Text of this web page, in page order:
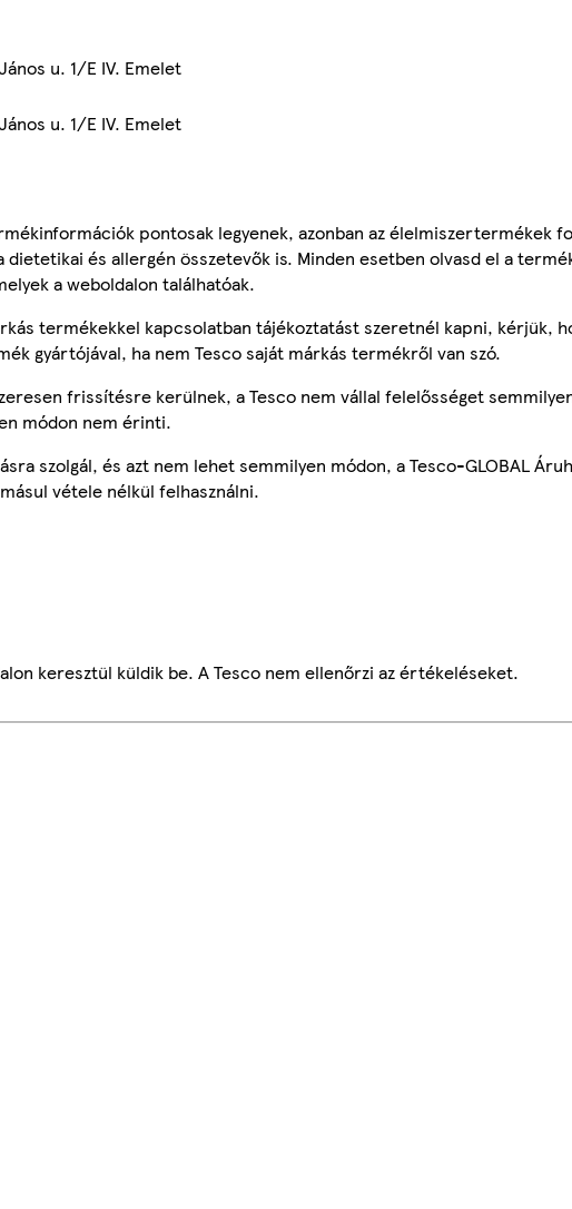
u. 1/E IV. Emelet
u. 1/E IV. Emelet
pontosak legyenek, azonban az élelmiszertermékek
dietetikai és allergén összetevők is. Minden esetben olvasd el a
a weboldalon találhatóak.
termékekkel kapcsolatban tájékoztatást szeretnél kapni, kérjük,
gyártójával, ha nem Tesco saját márkás termékről van szó.
frissítésre kerülnek, a Tesco nem vállal felelősséget
módon nem érinti.
szolgál, és azt nem lehet semmilyen módon, a Tesco-GLOBAL
vétele nélkül felhasználni.
keresztül küldik be. A Tesco nem ellenőrzi az értékeléseket.